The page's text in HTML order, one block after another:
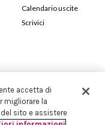
Calendario uscite
Scrivici
Nero, 84 - 20135 Milano
Capitale Sociale 258.250 €
accetta di
migliorare la
sito e assistere